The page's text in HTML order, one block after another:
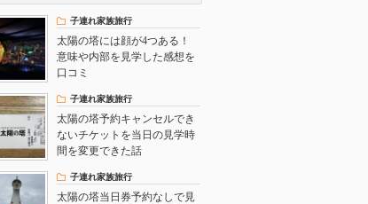
子連れ家族旅行
太陽の塔には顔が4つある！
意味や内部を見学した感想を
口コミ
子連れ家族旅行
太陽の塔予約キャンセルでき
ないチケットを当日の見学時
間を変更できた話
子連れ家族旅行
太陽の塔当日券予約なしで見